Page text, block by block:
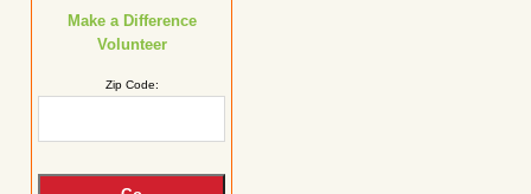
Make a Difference
Volunteer
Zip Code: